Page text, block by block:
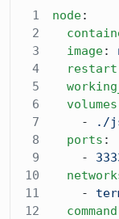
node:
  image
:
  restart
  volumes
    -
./
  ports
:
    -
    -
  command